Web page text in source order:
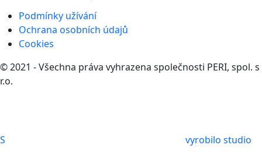
Podmínky užívání
Ochrana osobních údajů
Cookies
© 2021 - Všechna práva vyhrazena společnosti PERI, spol. s
r.o.
S vyrobilo studio